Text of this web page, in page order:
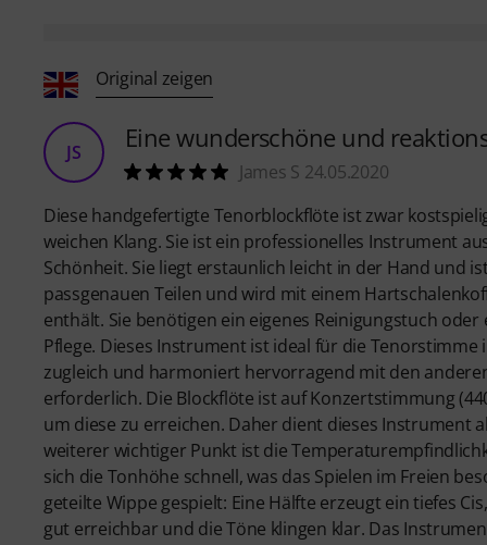
Original zeigen
JS Eine wunderschöne und
James S 24.05.2020
Diese handgefertigte Tenorblockflöte ist zwar
weichen Klang. Sie ist ein professionelles Instrument
Schönheit. Sie liegt erstaunlich leicht in der Hand und
passgenauen Teilen und wird mit einem
enthält. Sie benötigen ein eigenes Reinigungstuch
Pflege. Dieses Instrument ist ideal für die
zugleich und harmoniert hervorragend mit den
erforderlich. Die Blockflöte ist auf Konzertstimmung
um diese zu erreichen. Daher dient dieses Instrument
weiterer wichtiger Punkt ist die
sich die Tonhöhe schnell, was das Spielen im Freien
geteilte Wippe gespielt: Eine Hälfte erzeugt ein tiefes
gut erreichbar und die Töne klingen klar. Das